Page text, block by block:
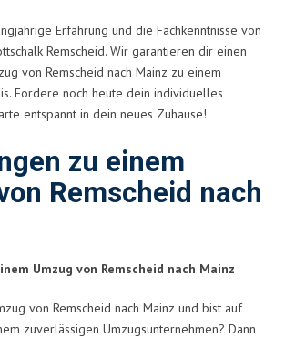
Erfahrung und die Fachkenntnisse von
Remscheid. Wir garantieren dir einen
von Remscheid nach Mainz zu einem
Fordere noch heute dein individuelles
entspannt in dein neues Zuhause!
zu einem
Remscheid nach
Umzug von Remscheid nach Mainz
von Remscheid nach Mainz und bist auf
zuverlässigen Umzugsunternehmen? Dann